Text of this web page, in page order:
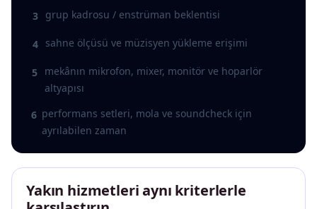
3 grup kadrosu / enstrüman beklentisi
4 sahne ölçüsü ve müzisyen yükleme erişimi
5 mekânın mikrofon, mixer, monitör ve hoparlör
altyapısı
6 performans setleri, mola ve soundcheck için
ayrılabilen zaman
Yakın hizmetleri aynı kriterlerle